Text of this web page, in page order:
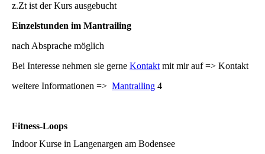
z.Zt ist der Kurs ausgebucht
Einzelstunden im Mantrailing
nach Absprache möglich
Bei Interesse nehmen sie gerne Kontakt mit mir auf => Kontakt
weitere Informationen => Mantrailing 4
Fitness-Loops
Indoor Kurse in Langenargen am Bodensee